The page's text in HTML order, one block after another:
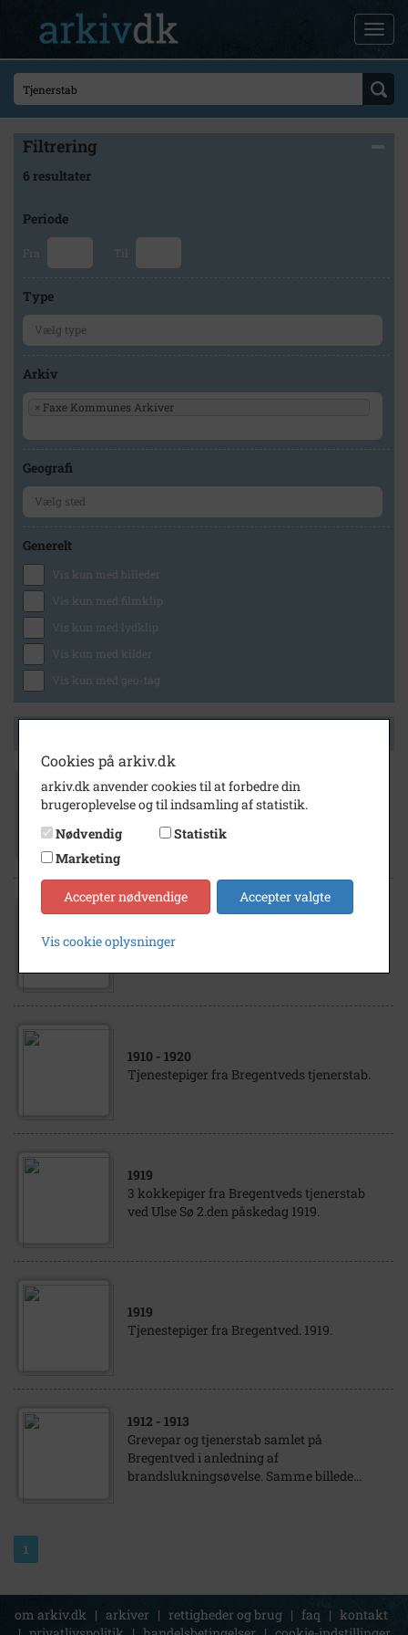
Filtrering
6 resultater
Periode
Fra Til
Type
Arkiv
× Faxe Kommunes Arkiver
Geografi
Generelt
Vis kun med billeder
Vis kun med filmklip
Vis kun med lydklip
Vis kun med kilder
Vis kun med geo-tag
1890- 1910
4 stuepiger fra Bregentveds tjenerstab.
1910 - 1920
Tjenestepiger fra Bregentveds tjenerstab.
1919
3 kokkepiger fra Bregentveds tjenerstab
ved Ulse Sø 2.den påskedag 1919.
1919
Tjenestepiger fra Bregentved. 1919.
1912 - 1913
Grevepar og tjenerstab samlet på
Bregentved i anledning af
brandslukningsøvelse. Samme billede...
1
om arkiv.dk | arkiver | rettigheder og brug | faq | kontakt
Cookies på arkiv.dk
arkiv.dk anvender cookies til at forbedre din
brugeroplevelse og til indsamling af statistik.
Nødvendig
Statistik
Marketing
Accepter nødvendige Accepter valgte
Vis cookie oplysninger